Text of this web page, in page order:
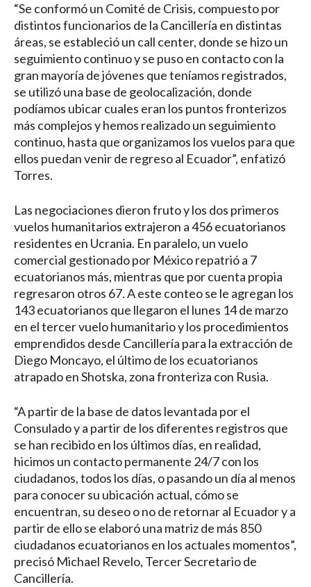
“Se conformó un Comité de Crisis, compuesto por
distintos funcionarios de la Cancillería en distintas
áreas, se estableció un call center, donde se hizo un
seguimiento continuo y se puso en contacto con la
gran mayoría de jóvenes que teníamos registrados,
se utilizó una base de geolocalización, donde
podíamos ubicar cuales eran los puntos fronterizos
más complejos y hemos realizado un seguimiento
continuo, hasta que organizamos los vuelos para que
ellos puedan venir de regreso al Ecuador”, enfatizó
Torres.
Las negociaciones dieron fruto y los dos primeros
vuelos humanitarios extrajeron a 456 ecuatorianos
residentes en Ucrania. En paralelo, un vuelo
comercial gestionado por México repatrió a 7
ecuatorianos más, mientras que por cuenta propia
regresaron otros 67. A este conteo se le agregan los
143 ecuatorianos que llegaron el lunes 14 de marzo
en el tercer vuelo humanitario y los procedimientos
emprendidos desde Cancillería para la extracción de
Diego Moncayo, el último de los ecuatorianos
atrapado en Shotska, zona fronteriza con Rusia.
“A partir de la base de datos levantada por el
Consulado y a partir de los diferentes registros que
se han recibido en los últimos días, en realidad,
hicimos un contacto permanente 24/7 con los
ciudadanos, todos los días, o pasando un día al menos
para conocer su ubicación actual, cómo se
encuentran, su deseo o no de retornar al Ecuador y a
partir de ello se elaboró una matriz de más 850
ciudadanos ecuatorianos en los actuales momentos”,
precisó Michael Revelo, Tercer Secretario de
Cancillería.